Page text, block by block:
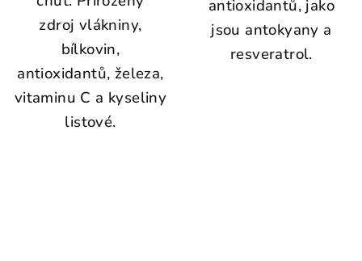
zdroj vlákniny,
bílkovin,
antioxidantů, železa,
vitaminu C a kyseliny
listové.
antioxidantů, jako
jsou antokyany a
resveratrol.